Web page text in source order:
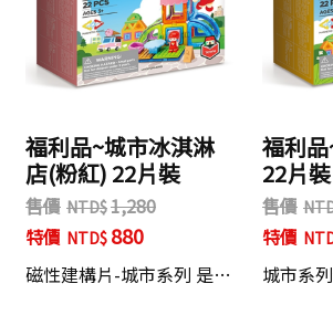
福利品~城市冰淇淋
店(粉紅) 22片裝
售價
1,280
特價
880
磁性建構片-城市系列 是…
福利
22片
售價
特價
城市系